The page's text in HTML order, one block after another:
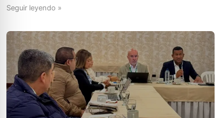
Seguir leyendo »